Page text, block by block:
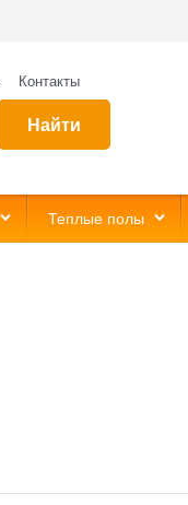
Контакты
Найти
Теплые полы